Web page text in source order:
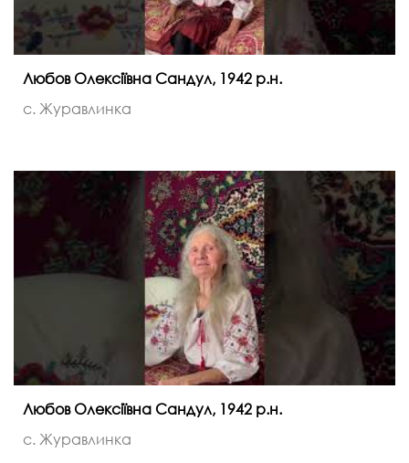
Любов Олексіївна Сандул, 1942 р.н.
с. Журавлинка
Любов Олексіївна Сандул, 1942 р.н.
с. Журавлинка